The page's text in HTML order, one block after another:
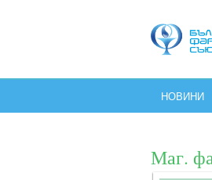
НОВИНИ
Маг.